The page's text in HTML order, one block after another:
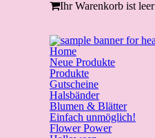
Ihr Warenkorb ist leer
Home
Neue Produkte
Produkte
Gutscheine
Halsbänder
Blumen & Blätter
Einfach unmöglich!
Flower Power